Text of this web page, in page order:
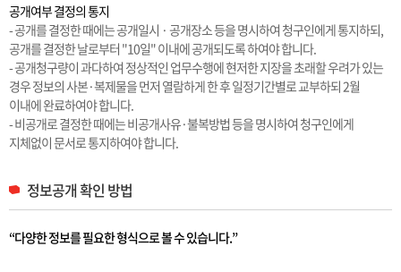
공개여부 결정의 통지
- 공개를 결정한 때에는 공개일시 · 공개장소 등을 명시하여 청구인에게 통지하되,
공개를 결정한 날로부터 "10일" 이내에 공개되도록 하여야 합니다.
- 공개청구량이 과다하여 정상적인 업무수행에 현저한 지장을 초래할 우려가 있는
경우 정보의 사본·복제물을 먼저 열람하게 한 후 일정기간별로 교부하되 2월
이내에 완료하여야 합니다.
- 비공개로 결정한 때에는 비공개사유·불복방법 등을 명시하여 청구인에게
지체없이 문서로 통지하여야 합니다.
정보공개 확인 방법
“다양한 정보를 필요한 형식으로 볼 수 있습니다.”